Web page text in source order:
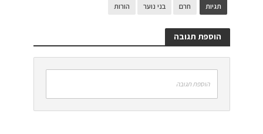
תגיות חרם בני נוער הורות
הוספת תגובה
הוספת תגובה